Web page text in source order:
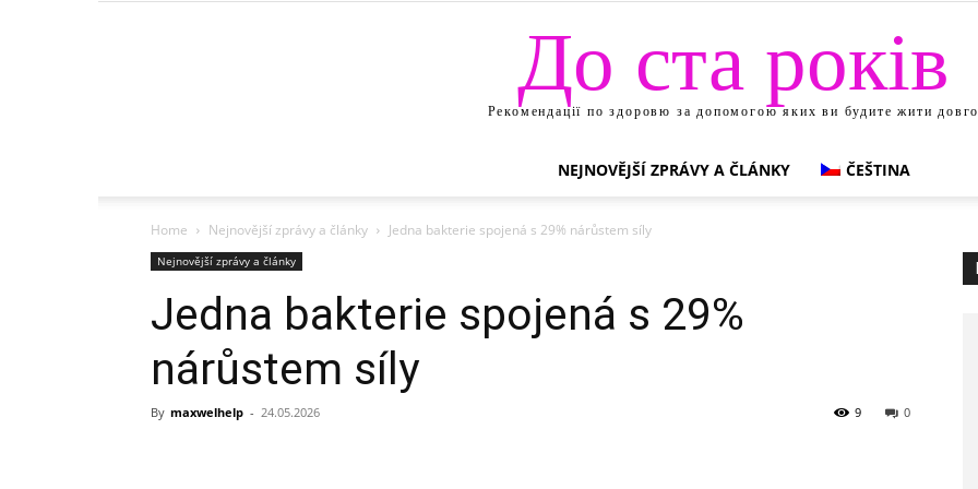
До ста років
Рекомендації по здоровю за допомогою яких ви будите жити довго
NEJNOVĚJŠÍ ZPRÁVY A ČLÁNKY ČEŠTINA
Home Nejnovější zprávy a články Jedna bakterie spojená s 29% nárůstem síly
Nejnovější zprávy a články
Jedna bakterie spojená s 29%
nárůstem síly
By maxwelhelp - 24.05.2026 0
9